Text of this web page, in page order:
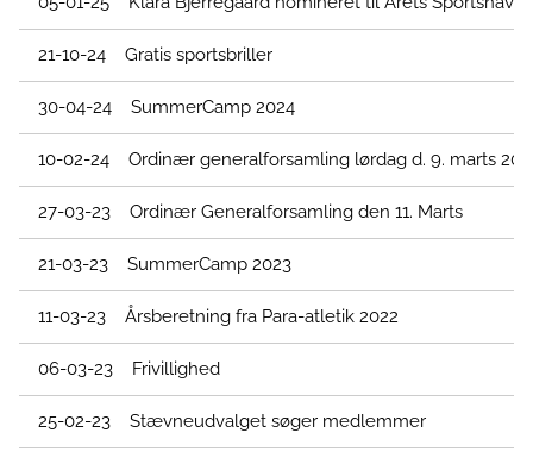
21-10-24 Gratis sportsbriller
30-04-24 SummerCamp 2024
10-02-24 Ordinær generalforsamling lørdag d. 9. marts
27-03-23 Ordinær Generalforsamling den 11. Marts
21-03-23 SummerCamp 2023
11-03-23 Årsberetning fra Para-atletik 2022
06-03-23 Frivillighed
25-02-23 Stævneudvalget søger medlemmer